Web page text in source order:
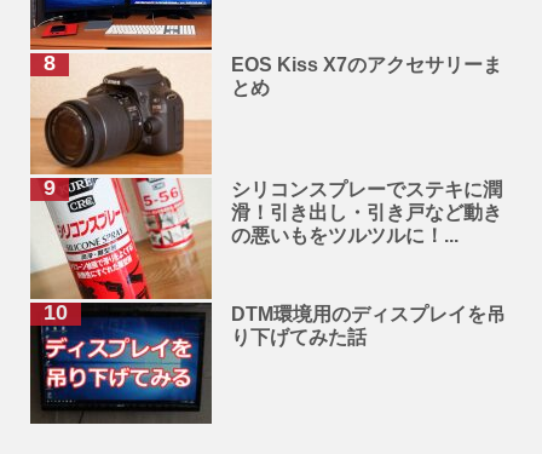
EOS Kiss X7のアクセサリーま
とめ
シリコンスプレーでステキに潤
滑！引き出し・引き戸など動き
の悪いもをツルツルに！...
DTM環境用のディスプレイを吊
り下げてみた話